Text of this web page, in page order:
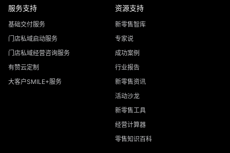
服务支持
基础交付服务
门店私域启动服务
门店私域经营咨询服务
有赞云定制
大客户SMILE+服务
资源支持
新零售智库
专家说
成功案例
行业报告
新零售资讯
活动沙龙
新零售工具
经营计算器
零售知识百科